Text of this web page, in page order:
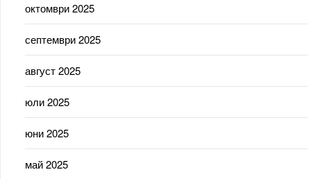
октомври 2025
септември 2025
август 2025
юли 2025
юни 2025
май 2025